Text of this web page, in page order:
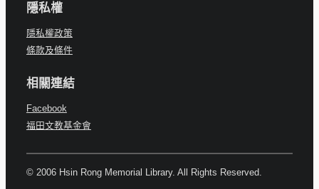
隱私權
隱私權政策
條款及條件
相關連結
Facebook
福田文教基金會
© 2006 Hsin Rong Memorial Library. All Rights Reserved.